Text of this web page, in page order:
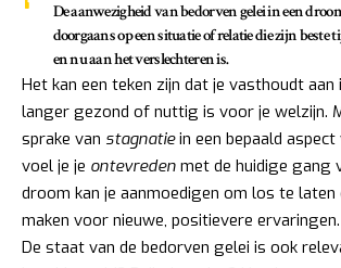
De aanwezigheid van bedorven gelei in een
doorgaans op een situatie of relatie die zijn beste
en nu aan het verslechteren is.
Het kan een teken zijn dat je vasthoudt
langer gezond of nuttig is voor je welzijn.
sprake van stagnatiein een bepaald
voel je je ontevreden met de huidige gang
droom kan je aanmoedigen om los te
maken voor nieuwe, positievere ervaringen.
De staat van de bedorven gelei is ook